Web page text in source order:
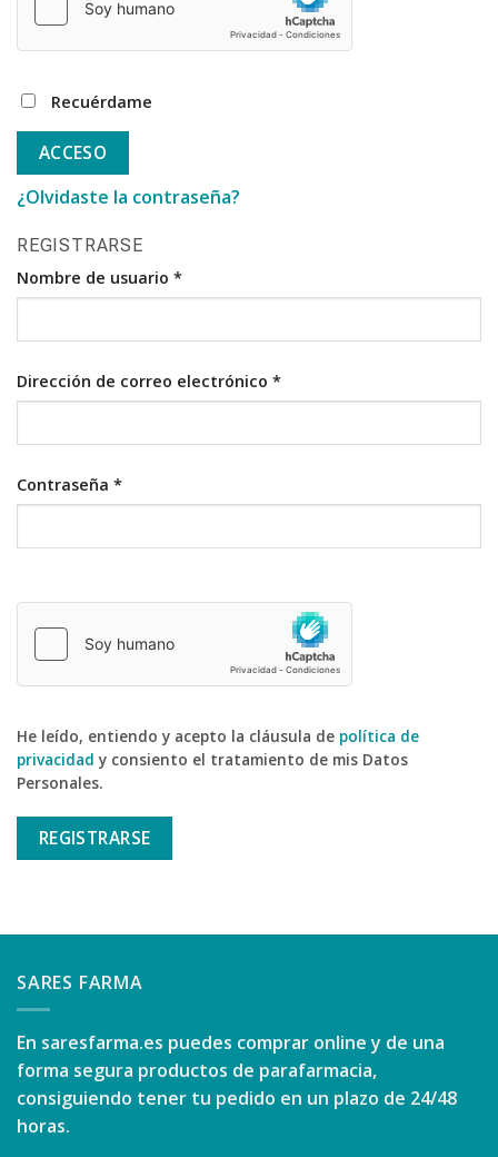
Recuérdame
ACCESO
¿Olvidaste la contraseña?
REGISTRARSE
Nombre de usuario *
Dirección de correo electrónico *
Contraseña *
He leído, entiendo y acepto la cláusula de política de
privacidad y consiento el tratamiento de mis Datos
Personales.
REGISTRARSE
SARES FARMA
En saresfarma.es puedes comprar online y de una
forma segura productos de parafarmacia,
consiguiendo tener tu pedido en un plazo de 24/48
horas.